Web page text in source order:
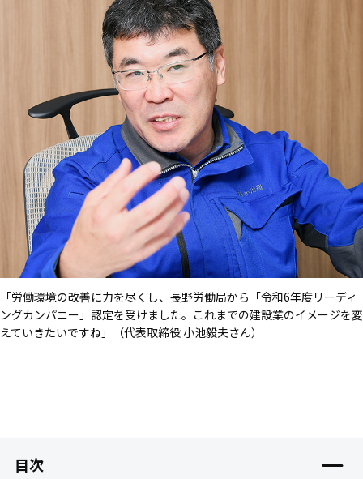
「労働環境の改善に力を尽くし、長野労働局から「令和6年度リーディ
ングカンパニー」認定を受けました。これまでの建設業のイメージを変
えていきたいですね」（代表取締役 小池毅夫さん）
目次